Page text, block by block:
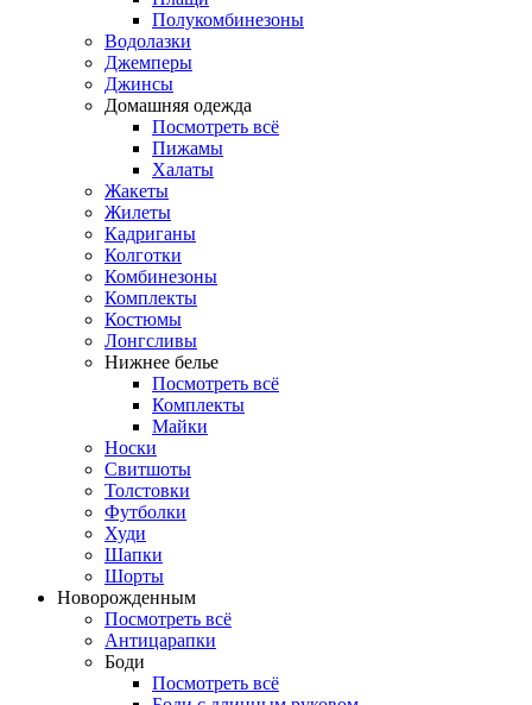
Полукомбинезоны
Водолазки
Джемперы
Джинсы
Домашняя одежда
Посмотреть всё
Пижамы
Халаты
Жакеты
Жилеты
Кадриганы
Колготки
Комбинезоны
Комплекты
Костюмы
Лонгсливы
Нижнее белье
Посмотреть всё
Комплекты
Майки
Носки
Свитшоты
Толстовки
Футболки
Худи
Шапки
Шорты
Новорожденным
Посмотреть всё
Антицарапки
Боди
Посмотреть всё